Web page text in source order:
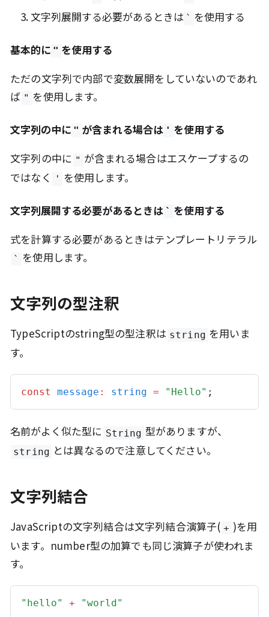
文字列展開する必要があるときは ` を使用する
基本的に " を使用する
ただの文字列で内部で変数展開をしていないのであれ
ば " を使用します。
文字列の中に " が含まれる場合は ' を使用する
文字列の中に " が含まれる場合はエスケープするの
ではなく
' を使用します。
文字列展開する必要があるときは ` を使用する
式を計算する必要があるときはテンプレートリテラル
` を使用します。
文字列の型注釈
TypeScriptのstring型の型注釈は string を用いま
す。
const message : string = "Hello" ;
名前がよく似た型に String 型がありますが、
string とは異なるので注意してください。
文字列結合
JavaScriptの文字列結合は文字列結合演算子( + )を用
います。number型の加算でも同じ演算子が使われま
す。
"hello" + "world"